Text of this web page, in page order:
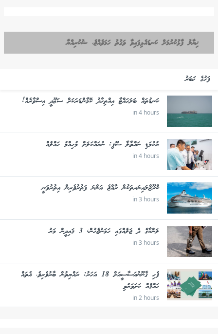
ޚިޔާލު ފާޅުކުރުމަށް ކަނޑައެޅިފައިވާ ވަގުތު ހަމަވެއްޖެ، ޝުކުރިއްޔާ
ފަހުގެ ޚަބަރު
ކަނޑުތައް ބަލަހައްޓާ އިއްތިހާދު ކޮމާންޑަރަކަށް ސަޢޫދީ އިސްވާރެއް!
in 4 hours
ރުކުމަޑި ނައްތާލާ ސޫފި: ނުރައްކަލަށް މުހިއްމު ހައްލެއް
in 4 hours
ކްރޫޒްލައިނަރތަކުން ރާއްޖެ އަންނަ ފަތުރުވެރިން އިތުރުވަނީ
in 3 hours
ލަންކާގެ ދެ ޖަލެއްގައި ހަމަނުޖެހުން, 3 ޤައިދީން މަރު
in 3 hours
ފެހި ޤާނޫނުއަސާސީއަށް 18 އަހަރު: ރައްޔިތުން ބާރުވެރިވެ، އެތައް
ހައްޤެއް ކަށަވަރުވި
in 2 hours